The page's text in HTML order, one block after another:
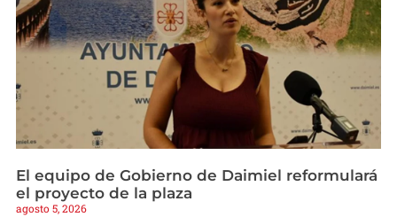
El equipo de Gobierno de Daimiel reformulará
el proyecto de la plaza
agosto 5, 2026